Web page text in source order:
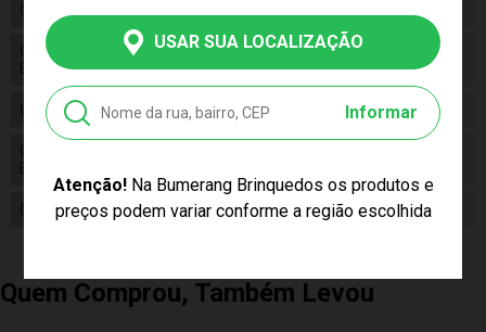
USAR SUA LOCALIZAÇÃO
Informar
Atenção!Na Bumerang Brinquedos os produtos e
preços podem variar conforme a região escolhida
Código
Código de
Barras
Composição Metal, Plástico, Tecido
Conteúdo da
Embalagem
Cor Produto Multicor
Quem Comprou, Também Levou